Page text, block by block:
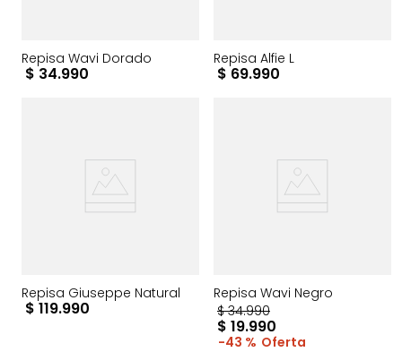
Repisa Wavi Dorado
$ 34.990
Repisa Alfie L
$ 69.990
Repisa Giuseppe Natural
$ 119.990
Repisa Wavi Negro
$ 34.990
$ 19.990
43 %